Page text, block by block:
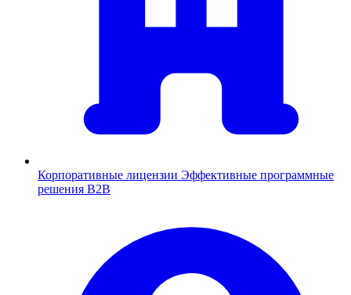
Корпоративные лицензии Эффективные программные
решения B2B